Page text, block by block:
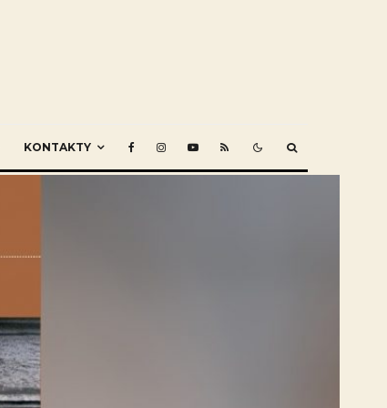
KONTAKTY